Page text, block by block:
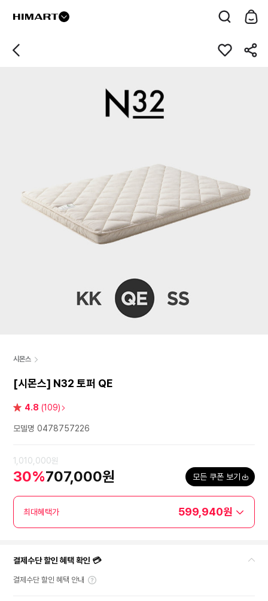
시몬스
[시몬스] N32 토퍼 QE
별 4.8 (109)
모델명 0478757226
1,010,000원
30%707,000원 모든 쿠폰 보기
최대혜택가 599,940원
결제수단 할인 혜택 확인 💳
결제수단 할인 혜택 안내